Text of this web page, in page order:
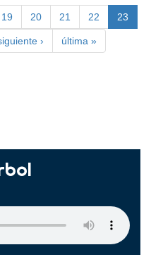
19 20 21 22 23
› última »